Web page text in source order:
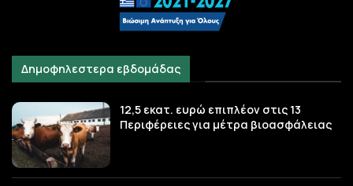
Δημοφηλεστερα εβδομάδας
12,5 εκατ. ευρώ επιπλέον στις 13
Περιφέρειες για μέτρα βιοασφάλειας